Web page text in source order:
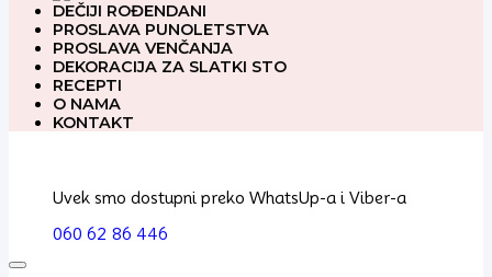
DEČIJI ROĐENDANI
PROSLAVA PUNOLETSTVA
PROSLAVA VENČANJA
DEKORACIJA ZA SLATKI STO
RECEPTI
O NAMA
KONTAKT
Uvek smo dostupni preko WhatsUp-a i Viber-a
060 62 86 446